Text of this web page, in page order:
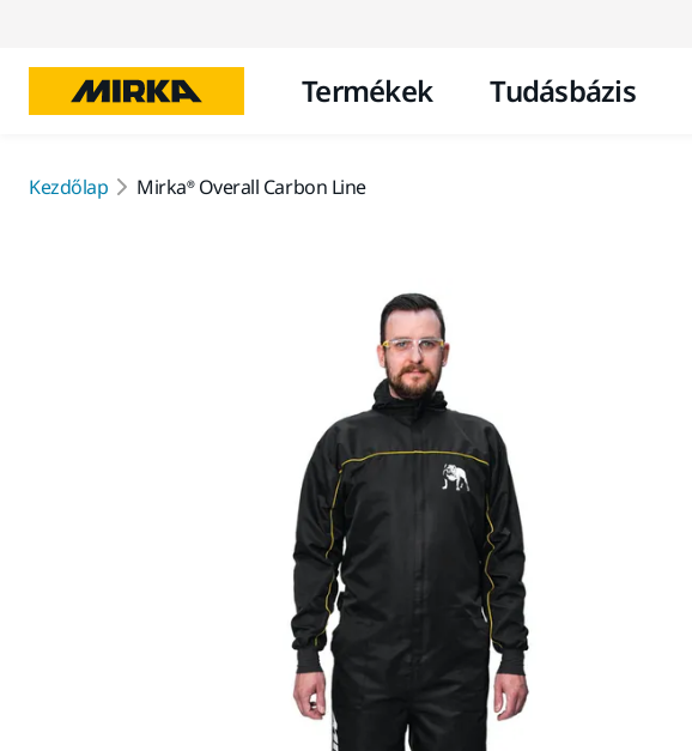
Termékek Tudásbázis
Kezdőlap Mirka® Overall Carbon Line